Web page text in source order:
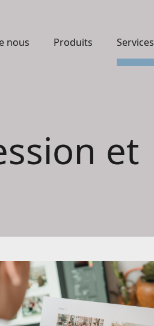
nous Produits Services
et